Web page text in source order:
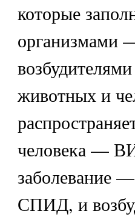
которые
организмами
животных и
человека —
заболевание —
СПИД, и